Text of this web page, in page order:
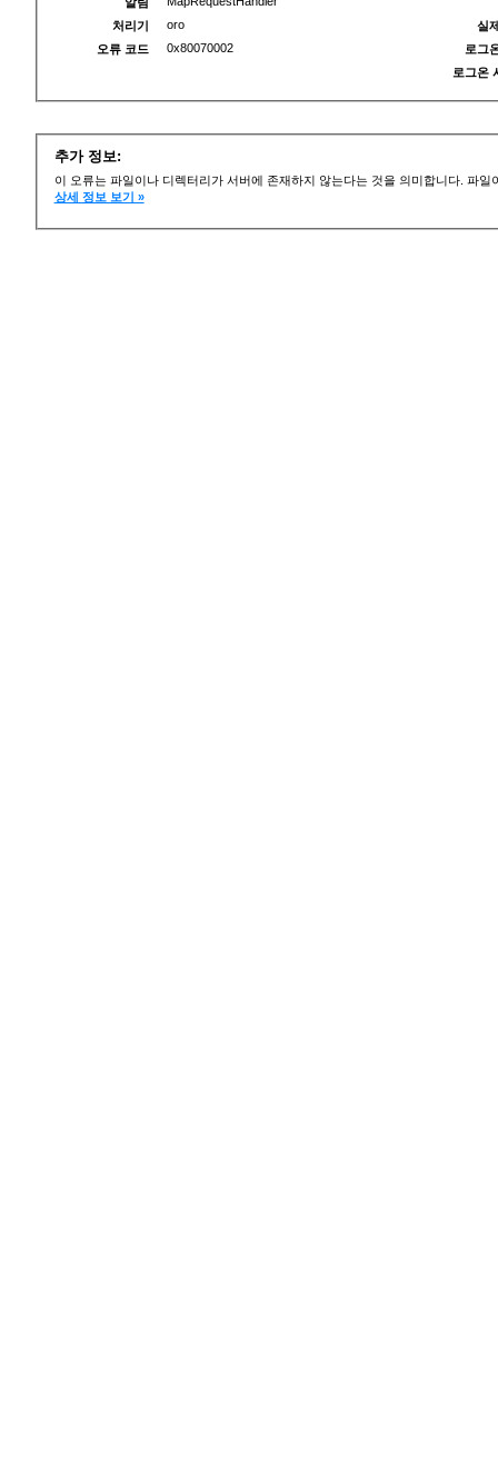
처리기
oro
오류 코드
0x80070002
실
로그
로그온
추가 정보:
이 오류는 파일이나 디렉터리가 서버에 존재하지 않는다는 것을 의미합니다. 파
상세 정보 보기 »